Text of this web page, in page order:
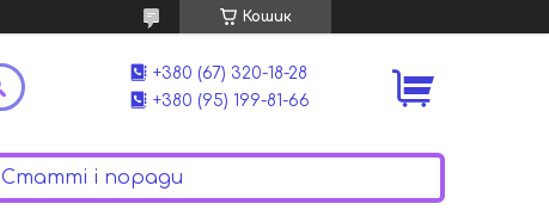
Кошик
+380 (67) 320-18-28
+380 (95) 199-81-66
Статті і поради